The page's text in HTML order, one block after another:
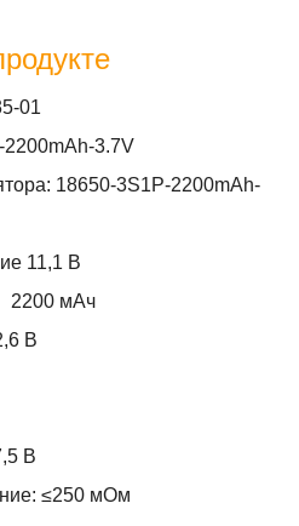
01
2200mAh-3.7V
18650-3S1P-2200mAh-
11,1 В
2200 мАч
В
В
≤250 мОм